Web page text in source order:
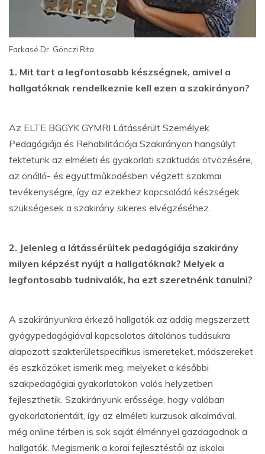
Farkasé Dr. Gönczi Rita
1. Mit tart a legfontosabb készségnek, amivel a
hallgatóknak rendelkeznie kell ezen a szakirányon?
Az ELTE BGGYK GYMRI Látássérült Személyek
Pedagógiája és Rehabilitációja Szakirányon hangsúlyt
fektetünk az elméleti és gyakorlati szaktudás ötvözésére,
az önálló- és együttműködésben végzett szakmai
tevékenységre, így az ezekhez kapcsolódó készségek
szükségesek a szakirány sikeres elvégzéséhez.
2. Jelenleg a látássérültek pedagógiája szakirány
milyen képzést nyújt a hallgatóknak? Melyek a
legfontosabb tudnivalók, ha ezt szeretnénk tanulni?
A szakirányunkra érkező hallgatók az addig megszerzett
gyógypedagógiával kapcsolatos általános tudásukra
alapozott szakterületspecifikus ismereteket, módszereket
és eszközöket ismerik meg, melyeket a későbbi
szakpedagógiai gyakorlatokon valós helyzetben
fejleszthetik. Szakirányunk erőssége, hogy valóban
gyakorlatorientált, így az elméleti kurzusok alkalmával,
még online térben is sok saját élménnyel gazdagodnak a
hallgatók. Megismerik a korai fejlesztéstől az iskolai